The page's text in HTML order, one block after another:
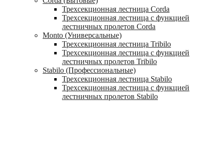
Трехсекционная лестница Corda
Трехсекционная лестница с функцией
лестничных пролетов Corda
Monto (Универсальные)
Трехсекционная лестница Tribilo
Трехсекционная лестница с функцией
лестничных пролетов Tribilo
Stabilo (Профессиональные)
Трехсекционная лестница Stabilo
Трехсекционная лестница с функцией
лестничных пролетов Stabilo